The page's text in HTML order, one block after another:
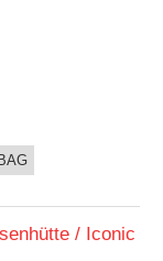
/ Iconic